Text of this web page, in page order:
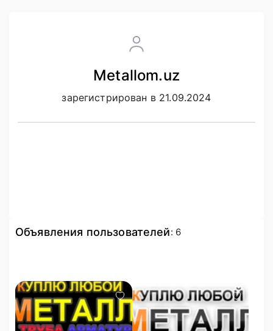
Metallom.uz
зарегистрирован в 21.09.2024
Объявления пользователей: 6